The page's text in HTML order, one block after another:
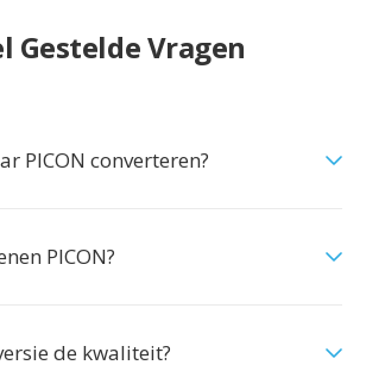
Gestelde Vragen
PICON converteren?
PICON?
de kwaliteit?